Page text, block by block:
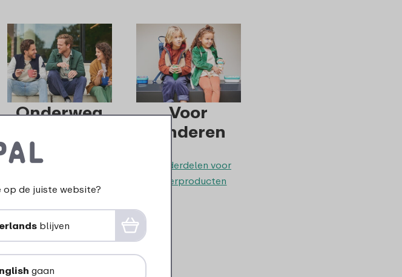
Onderweg
> Onderdelen voor
brooddoos, lunch-
drinkflessen & bekers
Voor
Kinderen
> Onderdelen voor
kinderproducten
op de juiste website?
blijven
gaan